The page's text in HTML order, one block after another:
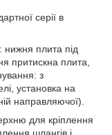
серії в
плита під
притискна плита,
з
установка на
направляючої).
для кріплення
шлангів і